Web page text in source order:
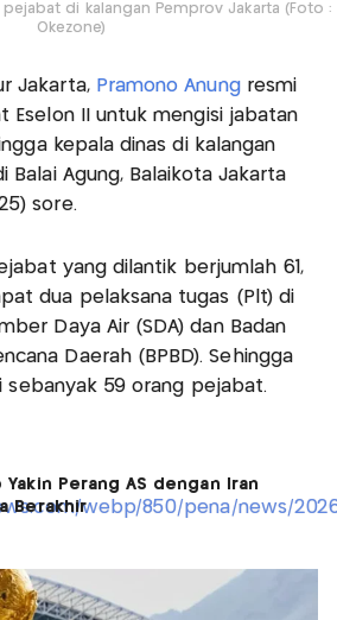
di kalangan Pemprov Jakarta (Foto :
Okezone)
Jakarta, Pramono Anungresmi
Eselon II untuk mengisi jabatan
kepala dinas di kalangan
Balai Agung, Balaikota Jakarta
sore.
yang dilantik berjumlah 61,
dua pelaksana tugas (Plt) di
Daya Air (SDA) dan Badan
Daerah (BPBD). Sehingga
sebanyak 59 orang pejabat.
Yakin Perang AS dengan Iran
Berakhir